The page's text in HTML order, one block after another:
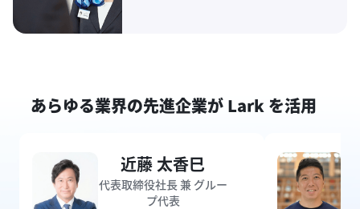
あらゆる業界の先進企業が Lark を活用
近藤 太香巳
代表取締役社長 兼 グルー
プ代表